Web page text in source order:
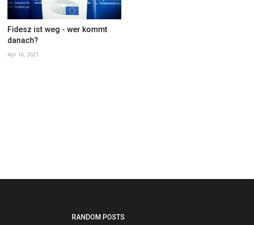
Fidesz ist weg - wer kommt
danach?
Apr 16, 2021
RANDOM POSTS